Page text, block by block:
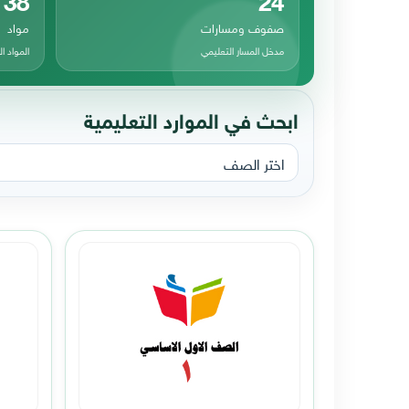
صفوف ومسارات
مدخل المسار التعليمي
مواد
ابحث في الموارد التعليمية